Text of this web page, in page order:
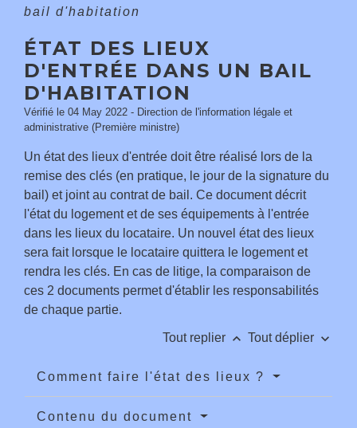
bail d'habitation
ÉTAT DES LIEUX
D'ENTRÉE DANS UN BAIL
D'HABITATION
Vérifié le 04 May 2022 - Direction de l'information légale et
administrative (Première ministre)
Un état des lieux d'entrée doit être réalisé lors de la
remise des clés (en pratique, le jour de la signature du
bail) et joint au contrat de bail. Ce document décrit
l'état du logement et de ses équipements à l'entrée
dans les lieux du locataire. Un nouvel état des lieux
sera fait lorsque le locataire quittera le logement et
rendra les clés. En cas de litige, la comparaison de
ces 2 documents permet d'établir les responsabilités
de chaque partie.
Tout replier keyboard_arrow_up Tout déplier keyboard_arrow_down
Comment faire l'état des lieux ?
Contenu du document